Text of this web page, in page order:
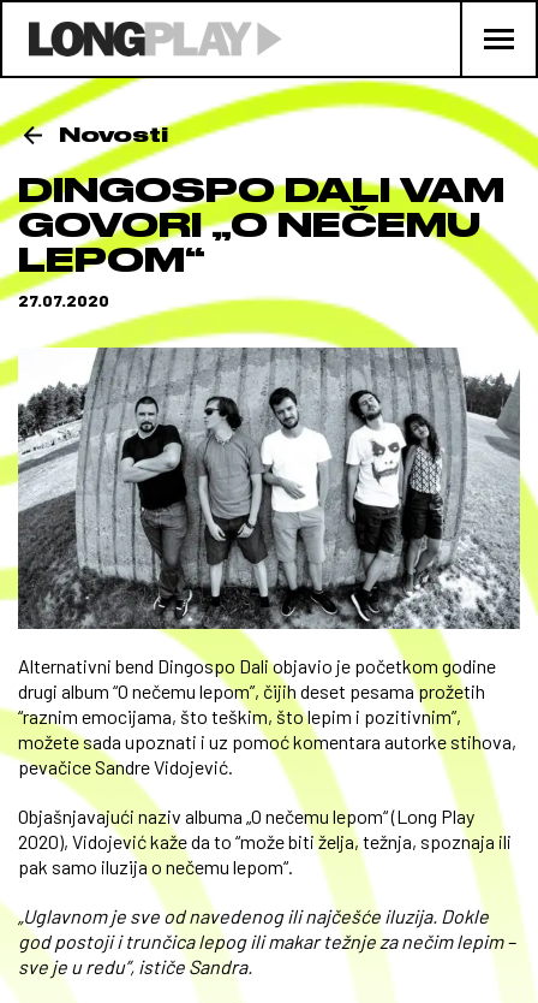
Novosti
DINGOSPO DALI VAM
GOVORI „O NEČEMU
LEPOM“
27.07.2020
Alternativni bend Dingospo Dali objavio je početkom godine
drugi album “O nečemu lepom”, čijih deset pesama prožetih
“raznim emocijama, što teškim, što lepim i pozitivnim”,
možete sada upoznati i uz pomoć komentara autorke stihova,
pevačice Sandre Vidojević.
Objašnjavajući naziv albuma „O nečemu lepom“ (Long Play
2020), Vidojević kaže da to “može biti želja, težnja, spoznaja ili
pak samo iluzija o nečemu lepom“.
„Uglavnom je sve od navedenog ili najčešće iluzija. Dokle
god postoji i trunčica lepog ili makar težnje za nečim lepim –
sve je u redu”, ističe Sandra.